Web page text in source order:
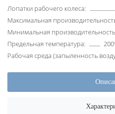
Лопатки рабочего колеса:
Максимальная
Минимальная
Предельная температура:
Рабочая среда (запыленность